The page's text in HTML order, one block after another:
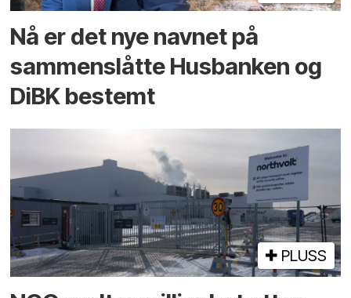
Nå er det nye navnet på
sammenslåtte Husbanken og
DiBK bestemt
PLUSS